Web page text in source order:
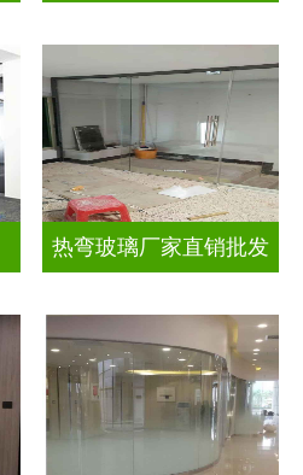
热弯玻璃厂家直销批发